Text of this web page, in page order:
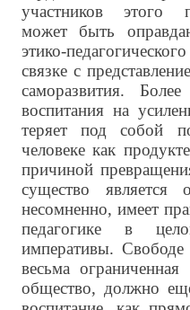
участников этого
может быть
этико-
связке с
саморазвития.
воспитания на
теряет под собой
человеке как
причиной
существо является
несомненно, имеет
педагогике в
императивы. Свободе
весьма
общество, должно